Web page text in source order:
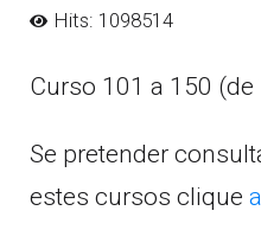
Hits: 1098514
Curso 101 a 150
Se pretender
estes cursos clique